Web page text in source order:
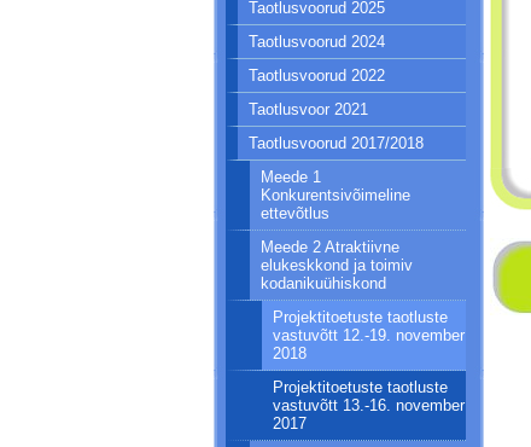
Taotlusvoorud 2025
Taotlusvoorud 2024
Taotlusvoorud 2022
Taotlusvoor 2021
Taotlusvoorud 2017/2018
Meede 1
Konkurentsivõimeline
ettevõtlus
Meede 2 Atraktiivne
elukeskkond ja toimiv
kodanikuühiskond
Projektitoetuste taotluste
vastuvõtt 12.-19. november
2018
Projektitoetuste taotluste
vastuvõtt 13.-16. november
2017